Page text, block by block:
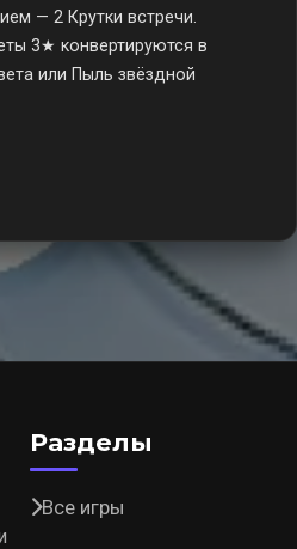
— 2 Крутки встречи.
3★ конвертируются в
или Пыль звёздной
Разделы
Все игры